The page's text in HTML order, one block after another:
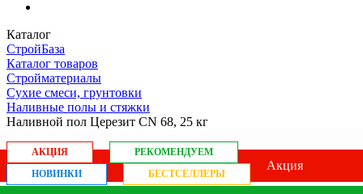
Каталог
СтройБаза
Каталог товаров
Стройматериалы
Сухие смеси, грунтовки
Наливные полы и стяжки
Наливной пол Церезит CN 68, 25 кг
АКЦИЯ
РЕКОМЕНДУЕМ
НОВИНКИ
БЕСТСЕЛЛЕРЫ
Акция